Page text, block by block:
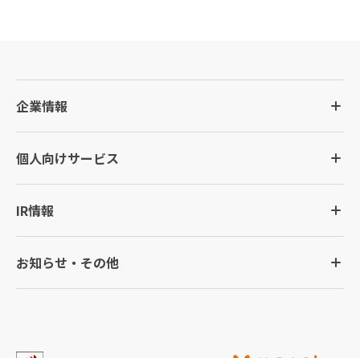
企業情報
個人向けサービス
IR情報
お知らせ・その他